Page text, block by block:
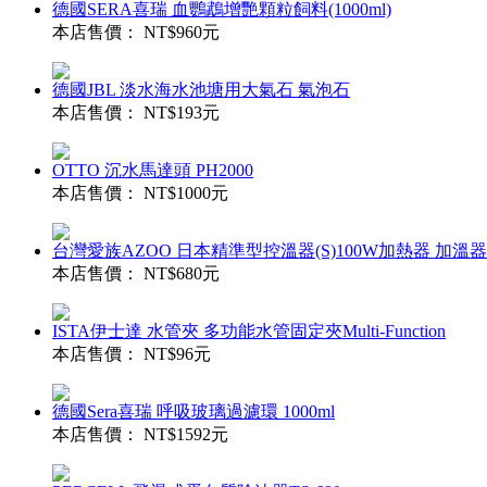
德國SERA喜瑞 血鸚鵡增艷顆粒飼料(1000ml)
本店售價： NT$960元
德國JBL 淡水海水池塘用大氣石 氣泡石
本店售價： NT$193元
OTTO 沉水馬達頭 PH2000
本店售價： NT$1000元
台灣愛族AZOO 日本精準型控溫器(S)100W加熱器 加溫
本店售價： NT$680元
ISTA伊士達 水管夾 多功能水管固定夾Multi-Function
本店售價： NT$96元
德國Sera喜瑞 呼吸玻璃過濾環 1000ml
本店售價： NT$1592元